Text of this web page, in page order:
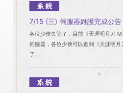
系統
7/15 (三) 伺服器維護完成公告
各位少俠久等了，目前《天涯明月刀
伺服器，各位少俠可以進到《天涯明
了...
系統